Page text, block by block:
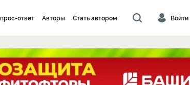
ответ Авторы Стать автором Войти